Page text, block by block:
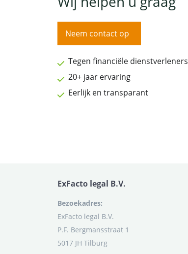
Neem contact op
Tegen financiële dienstverleners
20+ jaar ervaring
Eerlijk en transparant
ExFacto legal B.V.
Bezoekadres:
ExFacto legal B.V.
P.F. Bergmansstraat 1
5017 JH Tilburg